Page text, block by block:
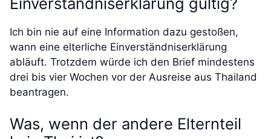
Ich bin nie auf eine Information dazu gestoßen,
wann eine elterliche Einverständniserklärung
abläuft. Trotzdem würde ich den Brief mindestens
drei bis vier Wochen vor der Ausreise aus Thailand
beantragen.
Was, wenn der andere Elternteil